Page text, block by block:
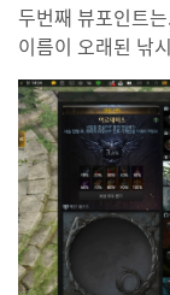
두번째 뷰포인트
이름이 오래된 낚